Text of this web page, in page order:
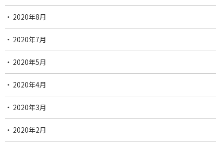
2020年8月
2020年7月
2020年5月
2020年4月
2020年3月
2020年2月